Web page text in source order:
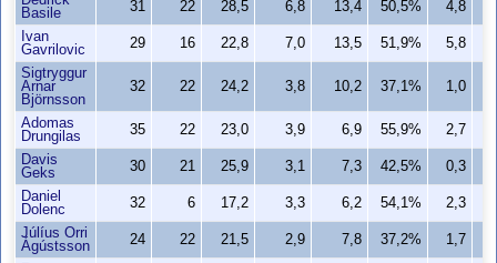
Basile
31 22 28,5 6,8 13,4 50,5% 4,8
Ivan
Gavrilovic
29 16 22,8 7,0 13,5 51,9% 5,8
Sigtryggur
Arnar
Björnsson
32 22 24,2 3,8 10,2 37,1% 1,0
Adomas
Drungilas
35 22 23,0 3,9 6,9 55,9% 2,7
Davis
Geks
30 21 25,9 3,1 7,3 42,5% 0,3
Daniel
Dolenc
32 6 17,2 3,3 6,2 54,1% 2,3
Júlíus Orri
Ágústsson
24 22 21,5 2,9 7,8 37,2% 1,7